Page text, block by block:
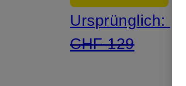
Ursprünglich:
CHF 129